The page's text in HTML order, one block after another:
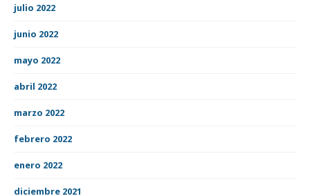
julio 2022
junio 2022
mayo 2022
abril 2022
marzo 2022
febrero 2022
enero 2022
diciembre 2021